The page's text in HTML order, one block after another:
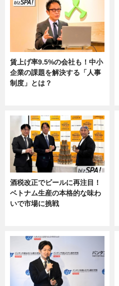
賃上げ率9.5%の会社も！中小
企業の課題を解決する「人事
制度」とは？
酒税改正でビールに再注目！
ベトナム生産の本格的な味わ
いで市場に挑戦